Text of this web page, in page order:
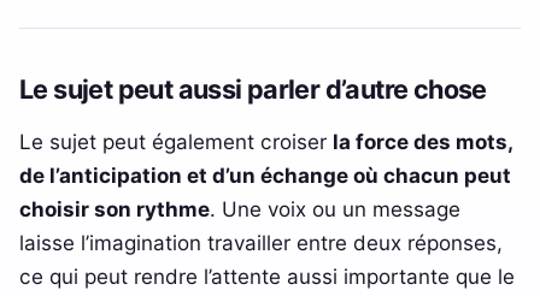
Le sujet peut aussi parler d’autre chose
Le sujet peut également croiser la force des mots,
de l’anticipation et d’un échange où chacun peut
choisir son rythme. Une voix ou un message
laisse l’imagination travailler entre deux réponses,
ce qui peut rendre l’attente aussi importante que le